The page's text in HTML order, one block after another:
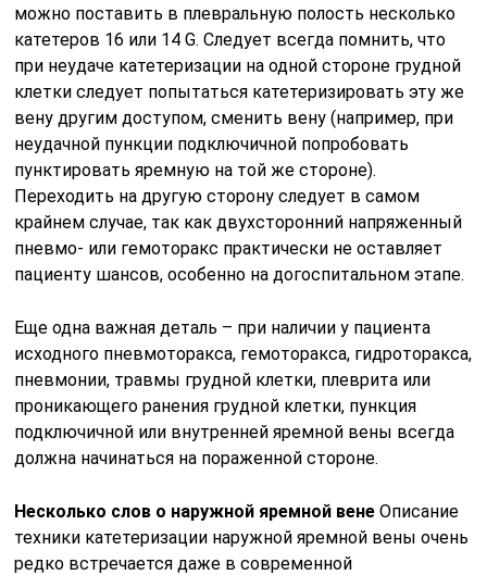
можно поставить в плевральную полость несколько
катетеров 16 или 14 G. Следует всегда помнить, что
при неудаче катетеризации на одной стороне грудной
клетки следует попытаться катетеризировать эту же
вену другим доступом, сменить вену (например, при
неудачной пункции подключичной попробовать
пунктировать яремную на той же стороне).
Переходить на другую сторону следует в самом
крайнем случае, так как двухсторонний напряженный
пневмо- или гемоторакс практически не оставляет
пациенту шансов, особенно на догоспитальном этапе.
Еще одна важная деталь – при наличии у пациента
исходного пневмоторакса, гемоторакса, гидроторакса,
пневмонии, травмы грудной клетки, плеврита или
проникающего ранения грудной клетки, пункция
подключичной или внутренней яремной вены всегда
должна начинаться на пораженной стороне.
Несколько слов о наружной яремной вене Описание
техники катетеризации наружной яремной вены очень
редко встречается даже в современной